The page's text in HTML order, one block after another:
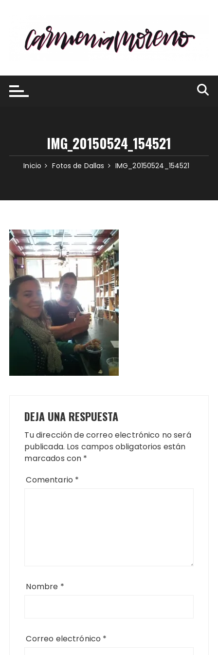
contenido
IMG_20150524_154521
Inicio Fotos de Dallas IMG_20150524_154521
DEJA UNA RESPUESTA
Tu dirección de correo electrónico no será
publicada. Los campos obligatorios están
marcados con *
Comentario *
Nombre *
Correo electrónico *